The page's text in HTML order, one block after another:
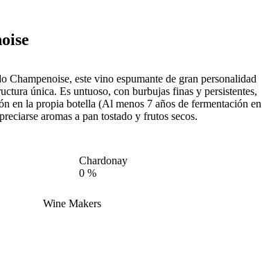
Champenoise, este vino espumante de gran personalidad
única. Es untuoso, con burbujas finas y persistentes,
en la propia botella (Al menos 7 años de fermentación en
aromas a pan tostado y frutos secos.
Chardonay
0 %
Wine Makers